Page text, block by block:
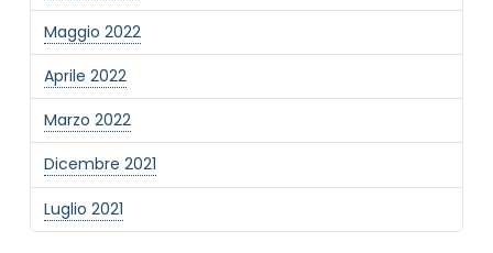
Maggio 2022
Aprile 2022
Marzo 2022
Dicembre 2021
Luglio 2021